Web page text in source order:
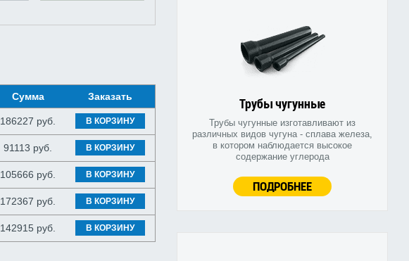
Трубы чугунные
Трубы чугунные изготавливают из
различных видов чугуна - сплава железа,
в котором наблюдается высокое
содержание углерода
ПОДРОБНЕЕ
Сумма Заказать
186227 руб. В КОРЗИНУ
91113 руб. В КОРЗИНУ
105666 руб. В КОРЗИНУ
172367 руб. В КОРЗИНУ
142915 руб. В КОРЗИНУ